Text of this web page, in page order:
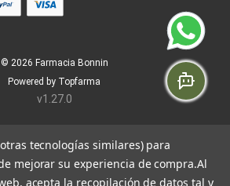
© 2026 Farmacia Bonnin
Powered by Topfarma
v1.27.0
tecnologías similares) para
mejorar su experiencia de compra.Al
acepta la recopilación de datos tal y